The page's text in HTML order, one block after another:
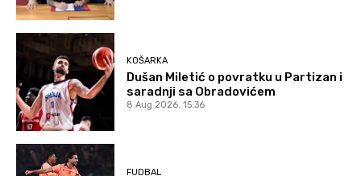
KOŠARKA
Dušan Miletić o povratku u Partizan i
saradnji sa Obradovićem
8 Aug 2026. 15:36
FUDBAL